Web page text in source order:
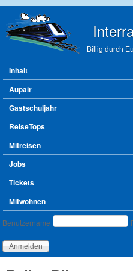
Billig durch
Hauptmenü
Inhalt
Aupair
Gastschuljahr
ReiseTops
Mitreisen
Jobs
Tickets
Mitwohnen
Benutzeranmeldung
Benutzername